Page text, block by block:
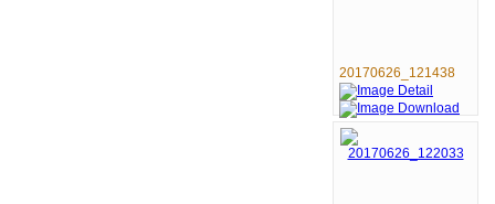
20170626_121438